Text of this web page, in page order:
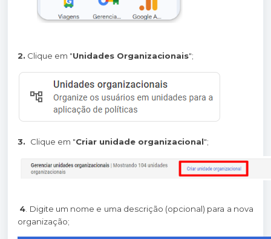
2. Clique em "Unidades Organizacionais";
3. Clique em "Criar unidade organizacional";
4. Digite um nome e uma descrição (opcional) para a nova
organização;